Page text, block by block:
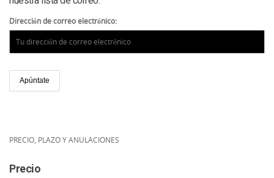
Dirección de correo electrónico:
PRECIO, PLAZO Y ANULACIONES
Precio